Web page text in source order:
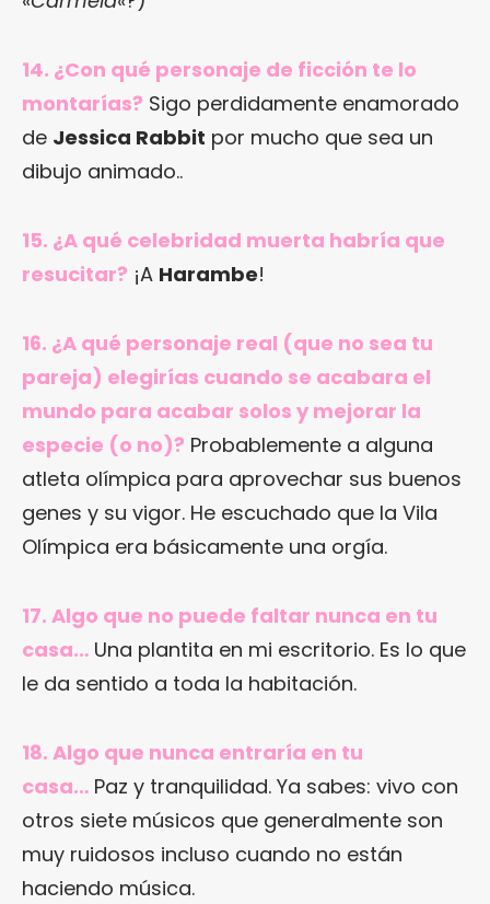
14. ¿Con qué personaje de ficción te lo
montarías? Sigo perdidamente enamorado
de Jessica Rabbit por mucho que sea un
dibujo animado..
15. ¿A qué celebridad muerta habría que
resucitar? ¡A Harambe!
16. ¿A qué personaje real (que no sea tu
pareja) elegirías cuando se acabara el
mundo para acabar solos y mejorar la
especie (o no)? Probablemente a alguna
atleta olímpica para aprovechar sus buenos
genes y su vigor. He escuchado que la Vila
Olímpica era básicamente una orgía.
17. Algo que no puede faltar nunca en tu
casa… Una plantita en mi escritorio. Es lo que
le da sentido a toda la habitación.
18. Algo que nunca entraría en tu
casa… Paz y tranquilidad. Ya sabes: vivo con
otros siete músicos que generalmente son
muy ruidosos incluso cuando no están
haciendo música.